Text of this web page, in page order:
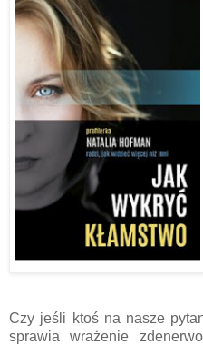
Czy jeśli ktoś na nasze
sprawia wrażenie